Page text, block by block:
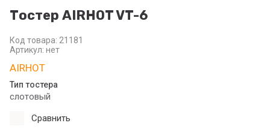
Тостер AIRHOT VT-6
Код товара: 21181
Артикул: нет
AIRHOT
Тип тостера
слотовый
Сравнить